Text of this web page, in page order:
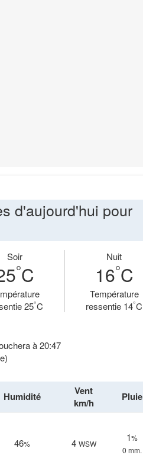
d'aujourd'hui pour
Soir
°C
25°C
Nuit
16°C
Température
ressentie 14°C
à 20:47
Humidité
Vent
km/h
Pluie
46% 4 WSW
1%
0 mm.